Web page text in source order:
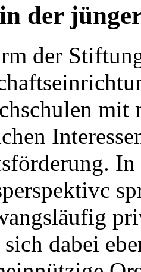
der
der
mit
dabei